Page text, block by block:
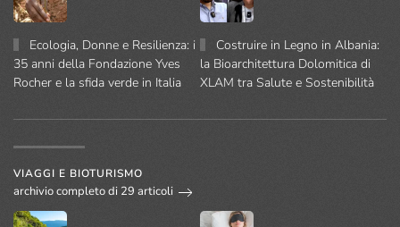
Ecologia, Donne e Resilienza: i
35 anni della Fondazione Yves
Rocher e la sfida verde in Italia
Costruire in Legno in Albania:
la Bioarchitettura Dolomitica di
XLAM tra Salute e Sostenibilità
VIAGGI E BIOTURISMO
archivio completo di 29 articoli